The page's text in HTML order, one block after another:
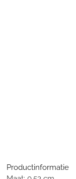
Productinformatie